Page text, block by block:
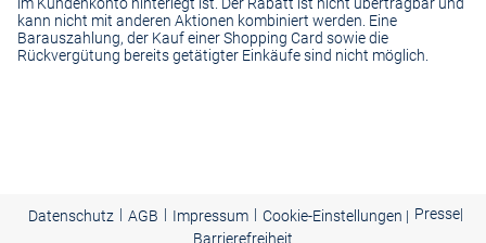
kann nicht mit anderen Aktionen kombiniert werden. Eine
Barauszahlung, der Kauf einer Shopping Card sowie die
Rückvergütung bereits getätigter Einkäufe sind nicht möglich.
Datenschutz | AGB | Impressum | Cookie-Einstellungen | Presse|
Barrierefreiheit